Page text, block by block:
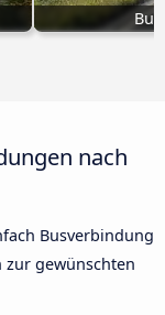
nach
Busverbindung
gewünschten